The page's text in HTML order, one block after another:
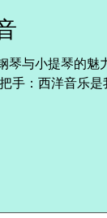
与小提琴的魅
手：西洋音乐